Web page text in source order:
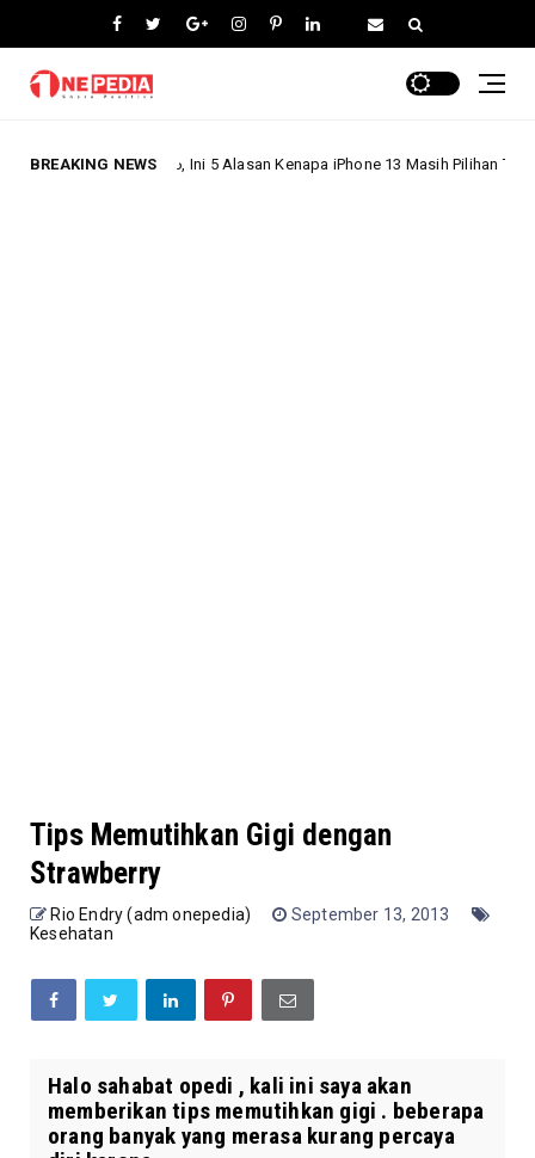
BREAKING NEWS
16, Ini 5 Alasan Kenapa iPhone 13 Masih Pilihan Terbaik di 2024!
Tips Memutihkan Gigi dengan
Strawberry
Rio Endry (adm onepedia)
September 13, 2013
Kesehatan
Halo sahabat opedi , kali ini saya akan
memberikan tips memutihkan gigi . beberapa
orang banyak yang merasa kurang percaya